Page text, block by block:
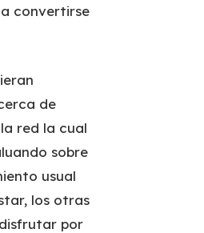
convertirse
de
red la cual
sobre
usual
los otras
por